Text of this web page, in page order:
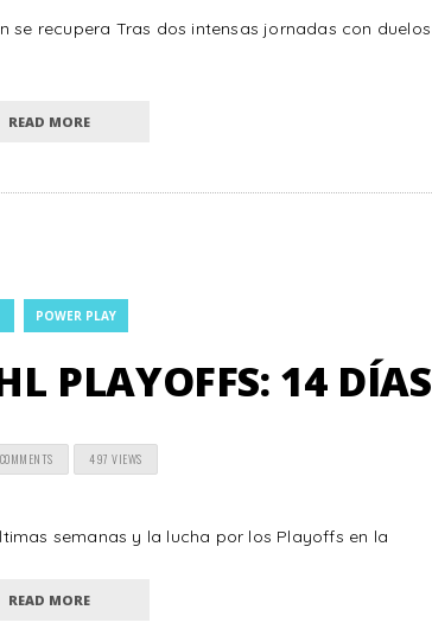
se recupera Tras dos intensas jornadas con duelos
READ MORE
POWER PLAY
PLAYOFFS: 14 DÍAS
497 VIEWS
semanas y la lucha por los Playoffs en la
READ MORE